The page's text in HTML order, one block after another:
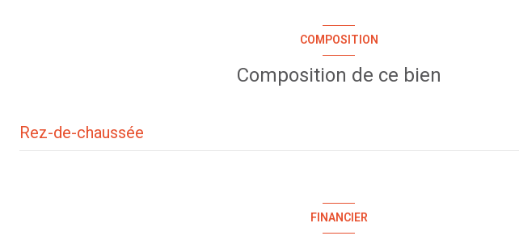
piscinable
COMPOSITION
Composition de ce bien
Rez-de-chaussée
FINANCIER